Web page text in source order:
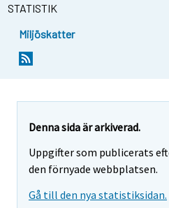
STATISTIK
Miljöskatter
Denna sida är arkiverad.
Uppgifter som publicerats
den förnyade webbplatsen.
Gå till den nya statistiksidan.